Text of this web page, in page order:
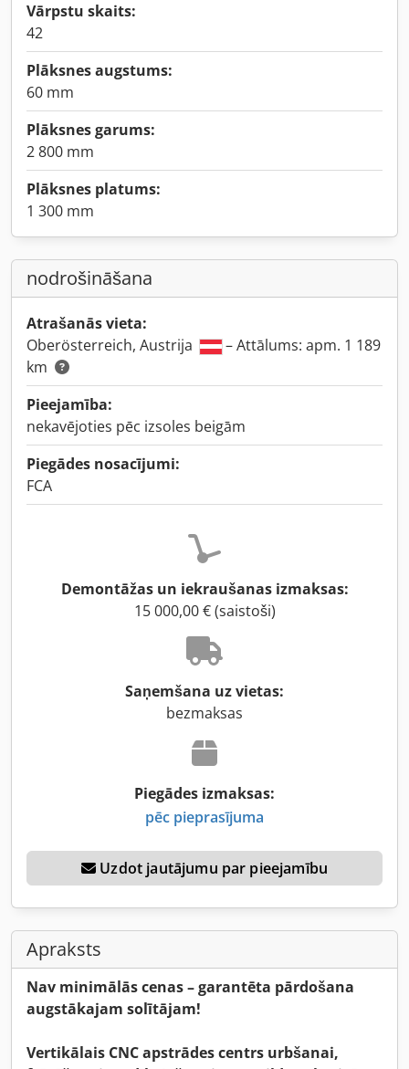
Vārpstu skaits:
42
Plāksnes augstums:
60 mm
Plāksnes garums:
2 800 mm
Plāksnes platums:
1 300 mm
nodrošināšana
Atrašanās vieta:
Oberösterreich, Austrija
– Attālums: apm. 1 189
km
Pieejamība:
nekavējoties pēc izsoles beigām
Piegādes nosacījumi:
FCA
Demontāžas un iekraušanas izmaksas:
15 000,00 € (saistoši)
Saņemšana uz vietas:
bezmaksas
Piegādes izmaksas:
pēc pieprasījuma
Uzdot jautājumu par pieejamību
Apraksts
Nav minimālās cenas – garantēta pārdošana
augstākajam solītājam!
Vertikālais CNC apstrādes centrs urbšanai,